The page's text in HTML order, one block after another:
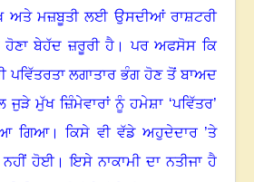
ਅਤੇ ਮਜ਼ਬੂਤੀ ਲਈ ਉਸਦੀਆਂ ਰਾਸ਼ਟਰੀ
ਹੋਣਾ ਬੇਹੱਦ ਜ਼ਰੂਰੀ ਹੈ ।ਪਰ ਅਫਸੋਸ ਕਿ
ਪਵਿੱਤਰਤਾ ਲਗਾਤਾਰ ਭੰਗ ਹੋਣ ਤੋਂ ਬਾਅਦ
ਜੁੜੇ ਮੁੱਖ ਜ਼ਿੰਮੇਵਾਰਾਂ ਨੂੰ ਹਮੇਸ਼ਾ ‘ਪਵਿੱਤਰ’
ਗਿਆ। ਕਿਸੇ ਵੀ ਵੱਡੇ ਅਹੁਦੇਦਾਰ ’ਤੇ
ਹੋਈ।ਇਸੇ ਨਾਕਾਮੀ ਦਾ ਨਤੀਜਾ ਹੈ